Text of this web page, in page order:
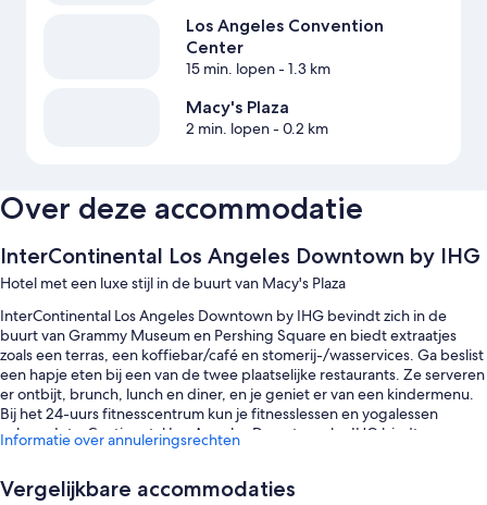
Los Angeles Convention
Center
15 min. lopen- 1.3 km
Macy's Plaza
2 min. lopen- 0.2 km
Over deze accommodatie
InterContinental Los Angeles Downtown by IHG
Hotel met een luxe stijl in de buurt van Macy's Plaza
InterContinental Los Angeles Downtown by IHG bevindt zich in de
buurt van Grammy Museum en Pershing Square en biedt extraatjes
zoals een terras, een koffiebar/café en stomerij-/wasservices. Ga beslist
een hapje eten bij een van de twee plaatselijke restaurants. Ze serveren
er ontbijt, brunch, lunch en diner, en je geniet er van een kindermenu.
Bij het 24-uurs fitnesscentrum kun je fitnesslessen en yogalessen
volgen. InterContinental Los Angeles Downtown by IHG biedt
bovendien voorzieningen zoals 2 bars en een conferentiecentrum aan.
Informatie over annuleringsrechten
Vergelijkbare accommodaties